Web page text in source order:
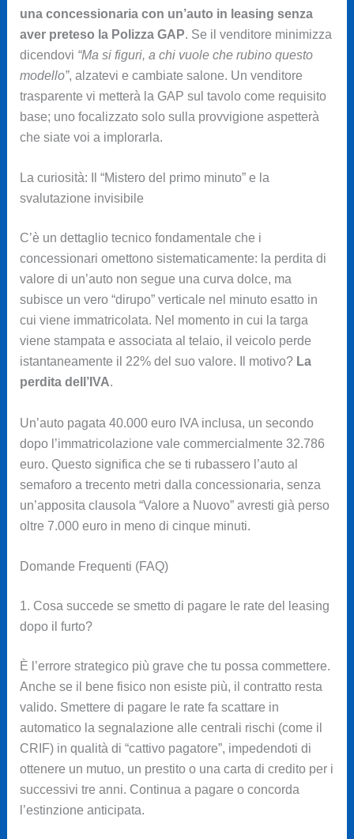
una concessionaria con un’auto in leasing senza
aver preteso la Polizza GAP. Se il venditore minimizza
dicendovi “Ma si figuri, a chi vuole che rubino questo
modello”, alzatevi e cambiate salone. Un venditore
trasparente vi metterà la GAP sul tavolo come requisito
base; uno focalizzato solo sulla provvigione aspetterà
che siate voi a implorarla.
La curiosità: Il “Mistero del primo minuto” e la
svalutazione invisibile
C’è un dettaglio tecnico fondamentale che i
concessionari omettono sistematicamente: la perdita di
valore di un’auto non segue una curva dolce, ma
subisce un vero “dirupo” verticale nel minuto esatto in
cui viene immatricolata. Nel momento in cui la targa
viene stampata e associata al telaio, il veicolo perde
istantaneamente il 22% del suo valore. Il motivo? La
perdita dell’IVA.
Un’auto pagata 40.000 euro IVA inclusa, un secondo
dopo l’immatricolazione vale commercialmente 32.786
euro. Questo significa che se ti rubassero l’auto al
semaforo a trecento metri dalla concessionaria, senza
un’apposita clausola “Valore a Nuovo” avresti già perso
oltre 7.000 euro in meno di cinque minuti.
Domande Frequenti (FAQ)
1. Cosa succede se smetto di pagare le rate del leasing
dopo il furto?
È l’errore strategico più grave che tu possa commettere.
Anche se il bene fisico non esiste più, il contratto resta
valido. Smettere di pagare le rate fa scattare in
automatico la segnalazione alle centrali rischi (come il
CRIF) in qualità di “cattivo pagatore”, impedendoti di
ottenere un mutuo, un prestito o una carta di credito per i
successivi tre anni. Continua a pagare o concorda
l’estinzione anticipata.